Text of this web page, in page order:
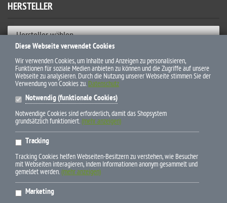
HERSTELLER
Hersteller wählen
ZAHLUNGSWEISEN
* Alle Preise inkl. gesetzl. Mehrwertsteuer zzgl. Versandkosten und
ggf. Nachnahmegebühren, wenn nicht anders beschrieben
Diese Webseite verwendet Cookies
Wir verwenden Cookies, um Inhalte und Anzeigen zu personalisieren,
Funktionen für soziale Medien anbieten zu können und die Zugriffe auf unsere
Webseite zu analysieren. Durch die Nutzung unserer Webseite stimmen Sie der
Verwendung von Cookies zu. Datenschutz
Notwendig (funktionale Cookies)
Notwendige Cookies sind erforderlich, damit das Shopsystem
grundsätzlich funktioniert.(mehr anzeigen)
Tracking
Tracking Cookies helfen Webseiten-Besitzern zu verstehen, wie Besucher
mit Webseiten interagieren, indem Informationen anonym gesammelt und
gemeldet werden.(mehr anzeigen)
Marketing